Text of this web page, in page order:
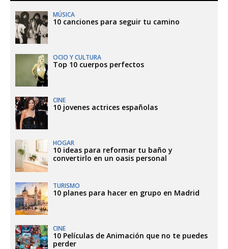
MÚSICA
10 canciones para seguir tu camino
OCIO Y CULTURA
Top 10 cuerpos perfectos
CINE
10 jovenes actrices españolas
HOGAR
10 ideas para reformar tu baño y
convertirlo en un oasis personal
TURISMO
10 planes para hacer en grupo en Madrid
CINE
10 Películas de Animación que no te puedes
perder